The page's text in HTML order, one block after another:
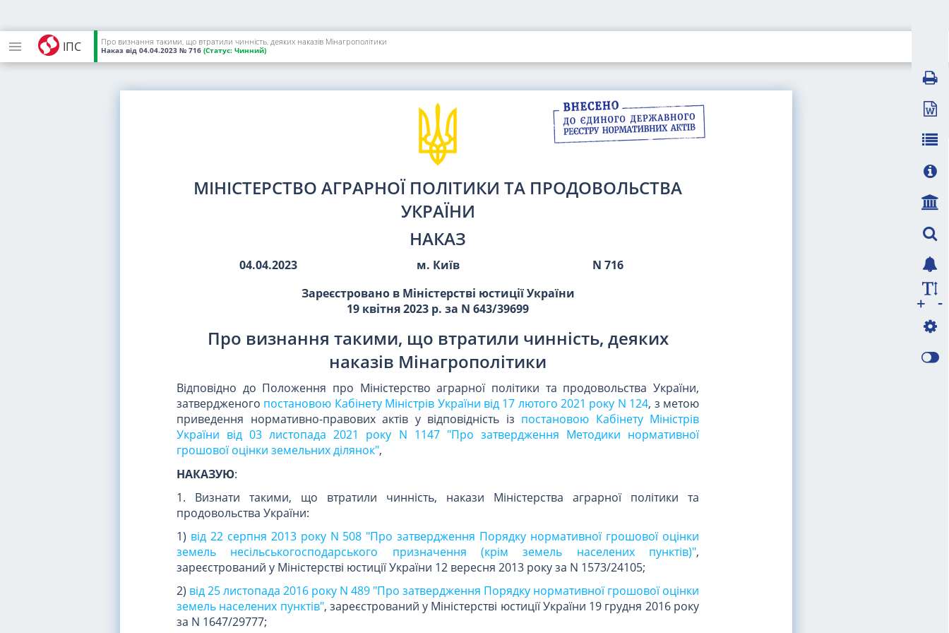
ІПС Про визнання такими, що втратили чинність, деяких наказів Мінагрополітики
Наказ від 04.04.2023 № 716 (Статус: Чинний)
МІНІСТЕРСТВО АГРАРНОЇ ПОЛІТИКИ ТА ПРОДОВОЛЬСТВА
УКРАЇНИ
НАКАЗ
04.04.2023 м. Київ
N 716
Зареєстровано в Міністерстві юстиції України
19 квітня 2023 р. за N 643/39699
Про визнання такими, що втратили чинність, деяких
наказів Мінагрополітики
Відповідно до Положення про Міністерство аграрної політики та продовольства України,
затвердженого постановою Кабінету Міністрів України від 17 лютого 2021 року N 124, з метою
приведення нормативно-правових актів у відповідність із постановою Кабінету Міністрів
України від 03 листопада 2021 року N 1147 "Про затвердження Методики нормативної
грошової оцінки земельних ділянок",
НАКАЗУЮ:
1. Визнати такими, що втратили чинність, накази Міністерства аграрної політики та
продовольства України:
1) від 22 серпня 2013 року N 508 "Про затвердження Порядку нормативної грошової оцінки
земель несільськогосподарського призначення (крім земель населених пунктів)",
зареєстрований у Міністерстві юстиції України 12 вересня 2013 року за N 1573/24105;
2) від 25 листопада 2016 року N 489 "Про затвердження Порядку нормативної грошової оцінки
земель населених пунктів", зареєстрований у Міністерстві юстиції України 19 грудня 2016 року
за N 1647/29777;
-
+